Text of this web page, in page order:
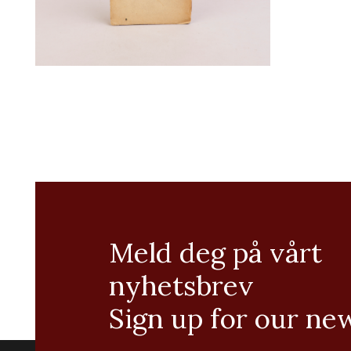
Meld deg på vårt
nyhetsbrev
Sign up for our